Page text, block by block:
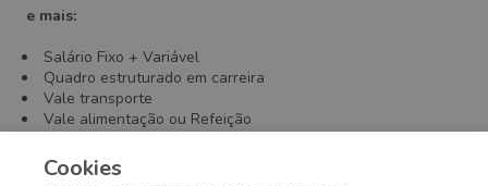
e mais:
Salário Fixo + Variável
Quadro estruturado em carreira
Vale transporte
Vale alimentação ou Refeição
TotalPass
Equipe de apoio psicológico
Cookies